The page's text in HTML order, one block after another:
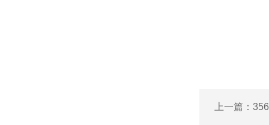
上一篇：